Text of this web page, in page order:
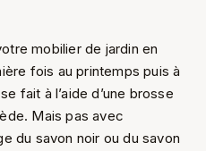
mobilier de jardin en
fois au printemps puis à
fait à l’aide d’une brosse
Mais pas avec
du savon noir ou du savon